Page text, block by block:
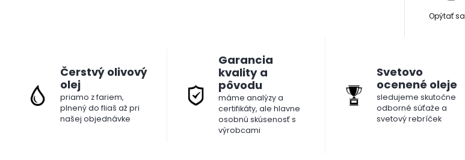
Opýtať sa
Čerstvý olivový
olej
priamo z fariem,
plnený do fliaš až pri
našej objednávke
Garancia
kvality a
pôvodu
máme analýzy a
certifikáty, ale hlavne
osobnú skúsenosť s
výrobcami
Svetovo
ocenené oleje
sledujeme skutočne
odborné súťaže a
svetový rebríček